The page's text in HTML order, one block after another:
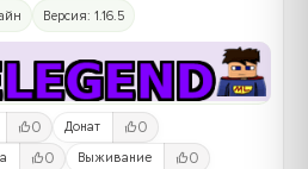
Версия: 1.16.5
0 Донат 0
0 Выживание 0